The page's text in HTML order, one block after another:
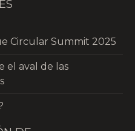
Circular Summit 2025
el aval de las